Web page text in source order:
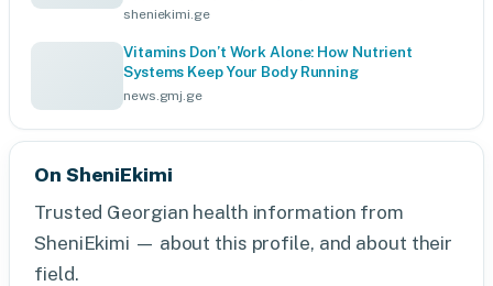
sheniekimi.ge
Vitamins Don’t Work Alone: How Nutrient
Systems Keep Your Body Running
news.gmj.ge
On SheniEkimi
Trusted Georgian health information from
SheniEkimi — about this profile, and about their
field.